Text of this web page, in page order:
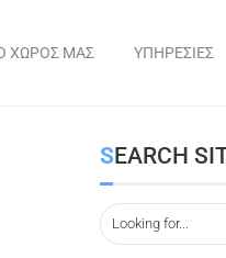
ΧΩΡΟΣ ΜΑΣ ΥΠΗΡΕΣΙΕΣ
SEARCH